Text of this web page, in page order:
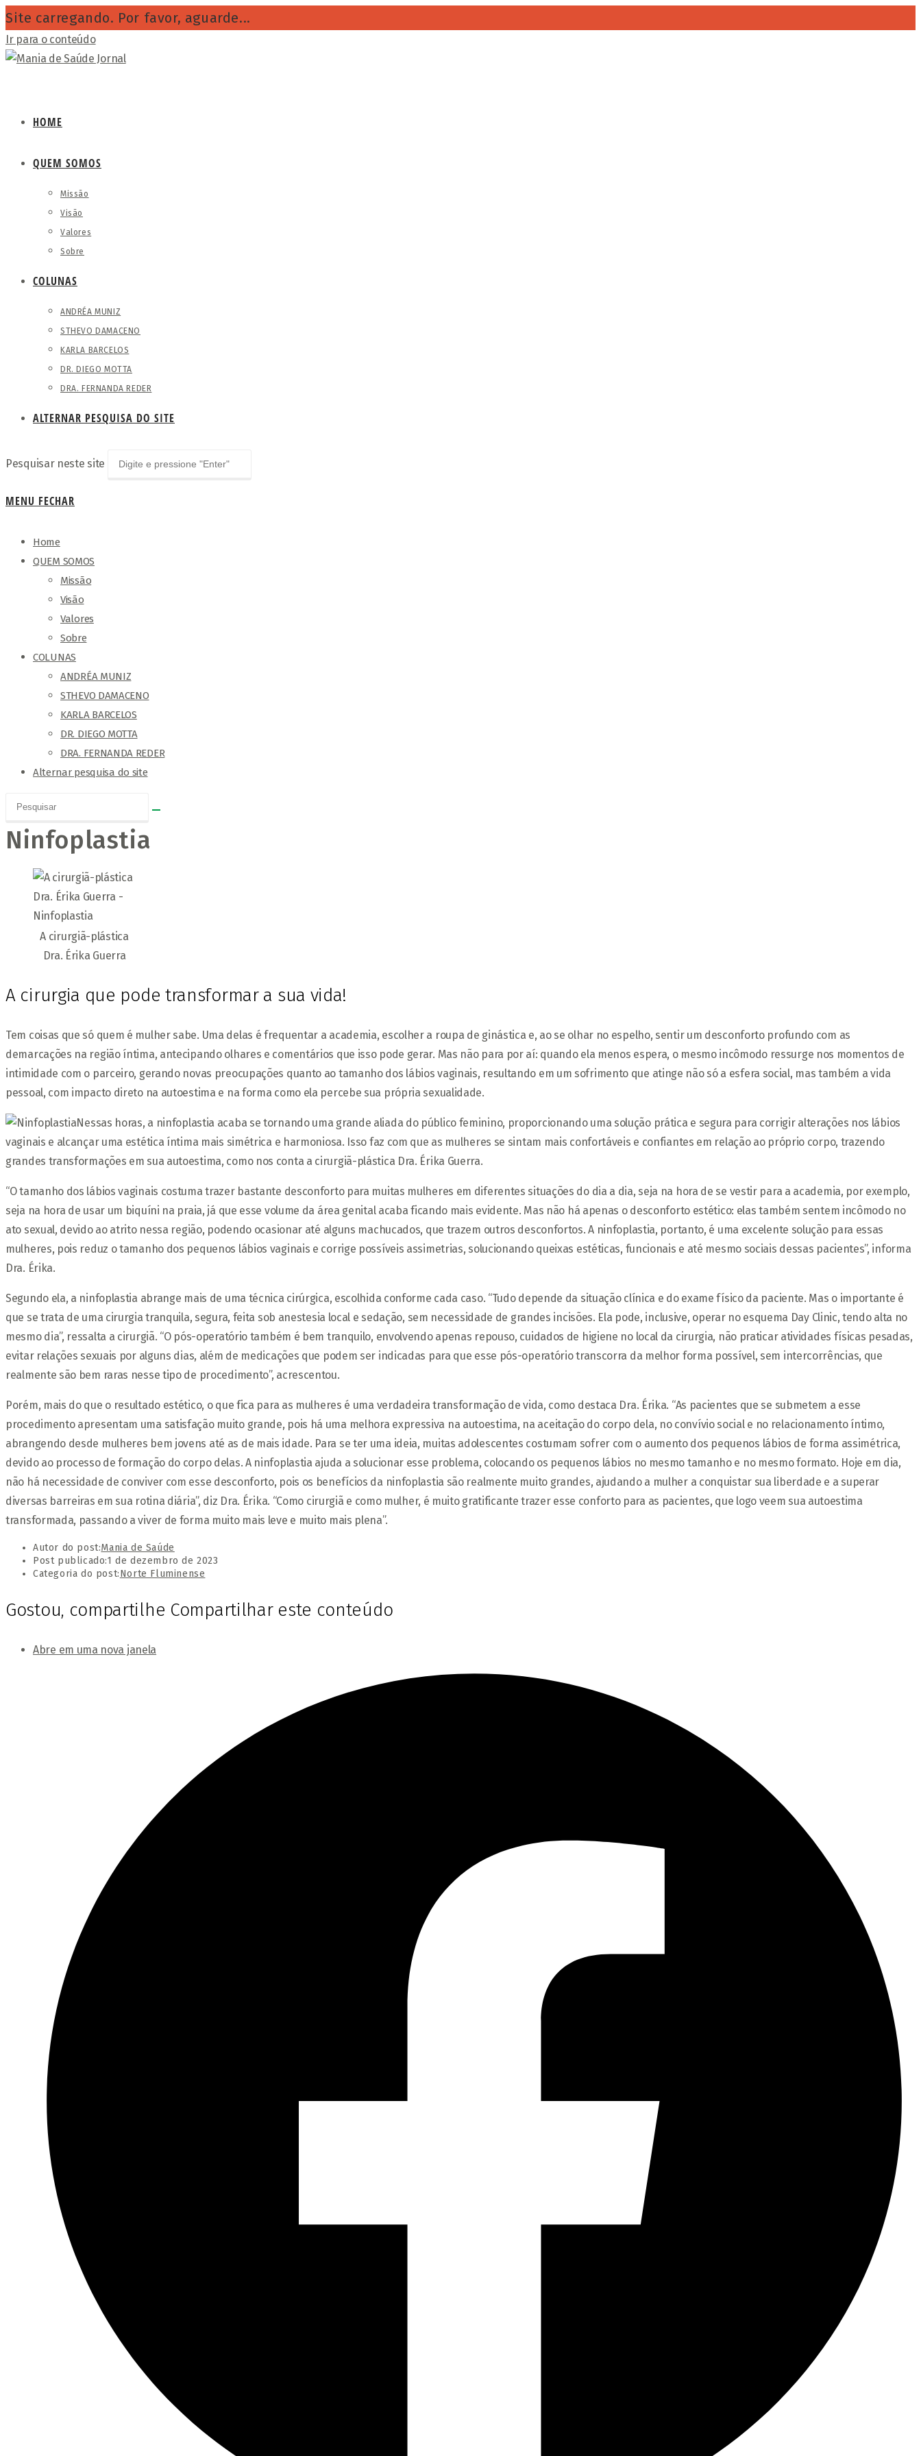
Site carregando. Por favor, aguarde...
Ir para o conteúdo
HOME
QUEM SOMOS
Missão
Visão
Valores
Sobre
COLUNAS
ANDRÉA MUNIZ
STHEVO DAMACENO
KARLA BARCELOS
DR. DIEGO MOTTA
DRA. FERNANDA REDER
ALTERNAR PESQUISA DO SITE
Pesquisar neste site
MENU FECHAR
Home
QUEM SOMOS
Missão
Visão
Valores
Sobre
COLUNAS
ANDRÉA MUNIZ
STHEVO DAMACENO
KARLA BARCELOS
DR. DIEGO MOTTA
DRA. FERNANDA REDER
Alternar pesquisa do site
Ninfoplastia
A cirurgiã-plástica
Dra. Érika Guerra
A cirurgia que pode transformar a sua vida!
Tem coisas que só quem é mulher sabe. Uma delas é frequentar a academia, escolher a roupa de ginástica e, ao se olhar no espelho, sentir um desconforto profundo com as
demarcações na região íntima, antecipando olhares e comentários que isso pode gerar. Mas não para por aí: quando ela menos espera, o mesmo incômodo ressurge nos momentos de
intimidade com o parceiro, gerando novas preocupações quanto ao tamanho dos lábios vaginais, resultando em um sofrimento que atinge não só a esfera social, mas também a vida
pessoal, com impacto direto na autoestima e na forma como ela percebe sua própria sexualidade.
Nessas horas, a ninfoplastia acaba se tornando uma grande aliada do público feminino, proporcionando uma solução prática e segura para corrigir alterações nos lábios
vaginais e alcançar uma estética íntima mais simétrica e harmoniosa. Isso faz com que as mulheres se sintam mais confortáveis e confiantes em relação ao próprio corpo, trazendo
grandes transformações em sua autoestima, como nos conta a cirurgiã-plástica Dra. Érika Guerra.
“O tamanho dos lábios vaginais costuma trazer bastante desconforto para muitas mulheres em diferentes situações do dia a dia, seja na hora de se vestir para a academia, por exemplo,
seja na hora de usar um biquíni na praia, já que esse volume da área genital acaba ficando mais evidente. Mas não há apenas o desconforto estético: elas também sentem incômodo no
ato sexual, devido ao atrito nessa região, podendo ocasionar até alguns machucados, que trazem outros desconfortos. A ninfoplastia, portanto, é uma excelente solução para essas
mulheres, pois reduz o tamanho dos pequenos lábios vaginais e corrige possíveis assimetrias, solucionando queixas estéticas, funcionais e até mesmo sociais dessas pacientes”, informa
Dra. Érika.
Segundo ela, a ninfoplastia abrange mais de uma técnica cirúrgica, escolhida conforme cada caso. “Tudo depende da situação clínica e do exame físico da paciente. Mas o importante é
que se trata de uma cirurgia tranquila, segura, feita sob anestesia local e sedação, sem necessidade de grandes incisões. Ela pode, inclusive, operar no esquema Day Clinic, tendo alta no
mesmo dia”, ressalta a cirurgiã. “O pós-operatório também é bem tranquilo, envolvendo apenas repouso, cuidados de higiene no local da cirurgia, não praticar atividades físicas pesadas,
evitar relações sexuais por alguns dias, além de medicações que podem ser indicadas para que esse pós-operatório transcorra da melhor forma possível, sem intercorrências, que
realmente são bem raras nesse tipo de procedimento”, acrescentou.
Porém, mais do que o resultado estético, o que fica para as mulheres é uma verdadeira transformação de vida, como destaca Dra. Érika. “As pacientes que se submetem a esse
procedimento apresentam uma satisfação muito grande, pois há uma melhora expressiva na autoestima, na aceitação do corpo dela, no convívio social e no relacionamento íntimo,
abrangendo desde mulheres bem jovens até as de mais idade. Para se ter uma ideia, muitas adolescentes costumam sofrer com o aumento dos pequenos lábios de forma assimétrica,
devido ao processo de formação do corpo delas. A ninfoplastia ajuda a solucionar esse problema, colocando os pequenos lábios no mesmo tamanho e no mesmo formato. Hoje em dia,
não há necessidade de conviver com esse desconforto, pois os benefícios da ninfoplastia são realmente muito grandes, ajudando a mulher a conquistar sua liberdade e a superar
diversas barreiras em sua rotina diária”, diz Dra. Érika. “Como cirurgiã e como mulher, é muito gratificante trazer esse conforto para as pacientes, que logo veem sua autoestima
transformada, passando a viver de forma muito mais leve e muito mais plena”.
Autor do post:Mania de Saúde
Post publicado:1 de dezembro de 2023
Categoria do post:Norte Fluminense
Gostou, compartilhe Compartilhar este conteúdo
Abre em uma nova janela